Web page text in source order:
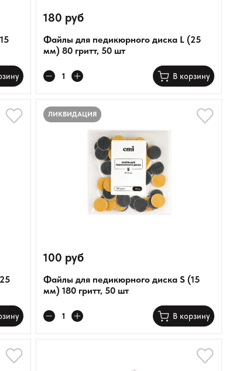
180 руб
Файлы для педикюрного диска L (25
мм) 80 гритт, 50 шт
В корзину
ЛИКВИДАЦИЯ
100 руб
Файлы для педикюрного диска S (15
мм) 180 гритт, 50 шт
В корзину